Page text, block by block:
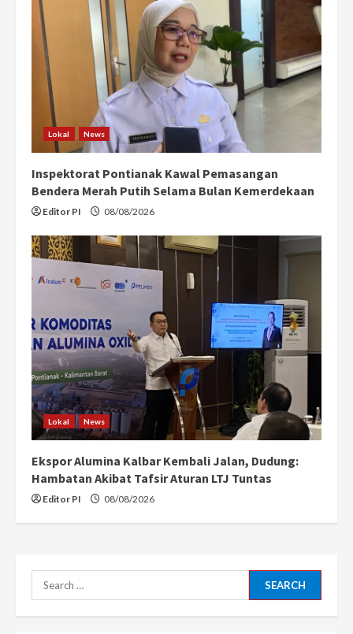
Lokal News
Inspektorat Pontianak Kawal Pemasangan
Bendera Merah Putih Selama Bulan Kemerdekaan
Editor PI 08/08/2026
Lokal News
Ekspor Alumina Kalbar Kembali Jalan, Dudung:
Hambatan Akibat Tafsir Aturan LTJ Tuntas
Editor PI 08/08/2026
Search
for: